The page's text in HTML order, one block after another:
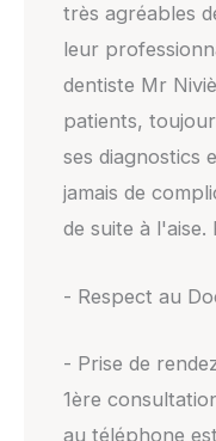
très agréables
leur
dentiste Mr
patients,
ses diagnostics
jamais de
de suite à l'aise.
- Respect au
- Prise de
1ère
au téléphone